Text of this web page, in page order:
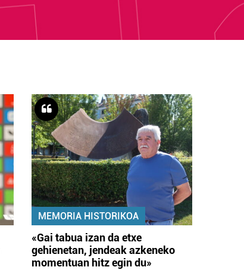
MEMORIA HISTORIKOA
«Gai tabua izan da etxe
gehienetan, jendeak azkeneko
momentuan hitz egin du»